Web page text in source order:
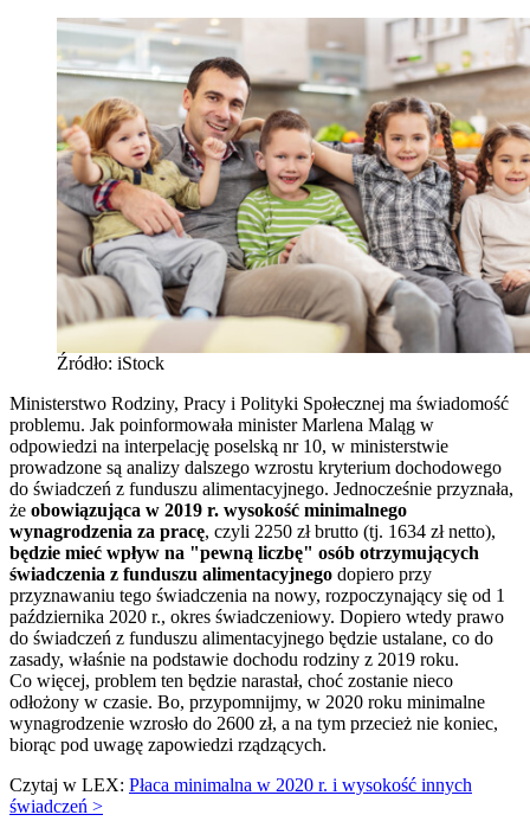
Źródło: iStock
Ministerstwo Rodziny, Pracy i Polityki Społecznej ma świadomość
problemu. Jak poinformowała minister Marlena Maląg w
odpowiedzi na interpelację poselską nr 10, w ministerstwie
prowadzone są analizy dalszego wzrostu kryterium dochodowego
do świadczeń z funduszu alimentacyjnego. Jednocześnie przyznała,
że obowiązująca w 2019 r. wysokość minimalnego
wynagrodzenia za pracę, czyli 2250 zł brutto (tj. 1634 zł netto),
będzie mieć wpływ na "pewną liczbę" osób otrzymujących
świadczenia z funduszu alimentacyjnego dopiero przy
przyznawaniu tego świadczenia na nowy, rozpoczynający się od 1
października 2020 r., okres świadczeniowy. Dopiero wtedy prawo
do świadczeń z funduszu alimentacyjnego będzie ustalane, co do
zasady, właśnie na podstawie dochodu rodziny z 2019 roku.
Co więcej, problem ten będzie narastał, choć zostanie nieco
odłożony w czasie. Bo, przypomnijmy, w 2020 roku minimalne
wynagrodzenie wzrosło do 2600 zł, a na tym przecież nie koniec,
biorąc pod uwagę zapowiedzi rządzących.
Czytaj w LEX: Płaca minimalna w 2020 r. i wysokość innych
świadczeń >